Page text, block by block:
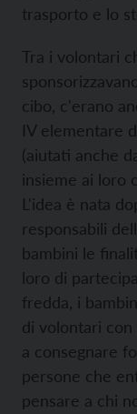
trasporto e lo
Tra i volontari
cibo, c'erano
IV elementare
(aiutati anche
insieme ai loro
L'idea è nata
responsabili
bambini le
loro di
fredda, i
di volontari con
a consegnare
persone che
pensare a chi